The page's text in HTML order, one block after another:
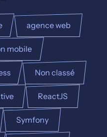
agence web
mobile
Non classé
ReactJS
Symfony